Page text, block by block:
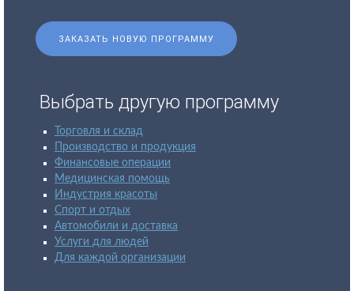
ЗАКАЗАТЬ НОВУЮ ПРОГРАММУ
Выбрать другую программу
Торговля и склад
Производство и продукция
Финансовые операции
Медицинская помощь
Индустрия красоты
Спорт и отдых
Автомобили и доставка
Услуги для людей
Для каждой организации